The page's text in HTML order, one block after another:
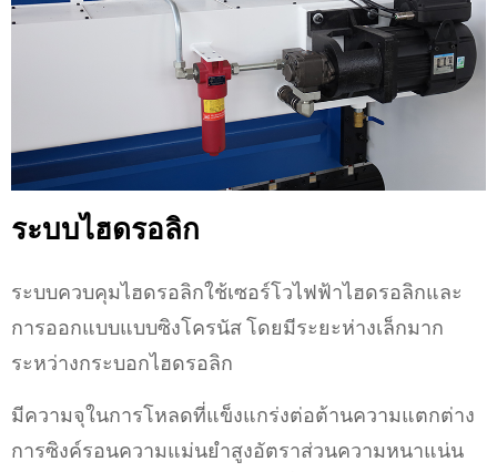
ระบบไฮดรอลิก
ระบบควบคุมไฮดรอลิกใช้เซอร์โวไฟฟ้าไฮดรอลิกและ
การออกแบบแบบซิงโครนัส โดยมีระยะห่างเล็กมาก
ระหว่างกระบอกไฮดรอลิก
มีความจุในการโหลดที่แข็งแกร่งต่อต้านความแตกต่าง
การซิงค์รอนความแม่นยำสูงอัตราส่วนความหนาแน่น